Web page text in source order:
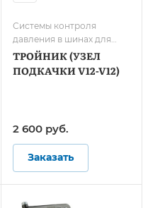
Системы контроля
давления в шинах для
карьерной техники и
спецтранспорта
ТРОЙНИК (УЗЕЛ
ПОДКАЧКИ V12-V12)
2 600 руб.
Заказать